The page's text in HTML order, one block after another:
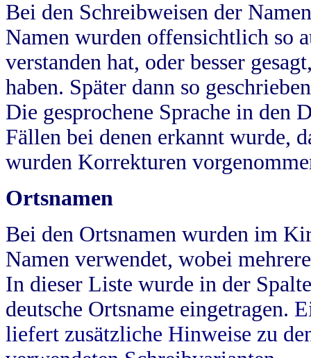
Bei den Schreibweisen der
Namen wurden offensichtlich so
verstanden hat, oder besser
haben. Später dann so
Die gesprochene Sprache in
Fällen bei denen erkannt wurde,
wurden Korrekturen
Ortsnamen
Bei den Ortsnamen wurden im
Namen verwendet, wobei
In dieser Liste wurde in der
deutsche Ortsname eingetragen.
liefert zusätzliche Hinweise zu